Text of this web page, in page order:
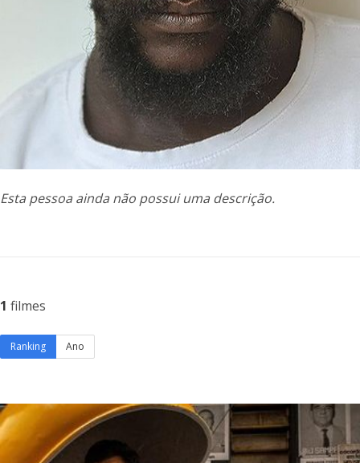
Esta pessoa ainda não possui uma descrição.
1 filmes
Ranking Ano